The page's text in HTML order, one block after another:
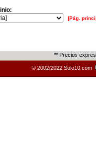
[Pág.
** Precios
© 2002/2022 Solo10.com